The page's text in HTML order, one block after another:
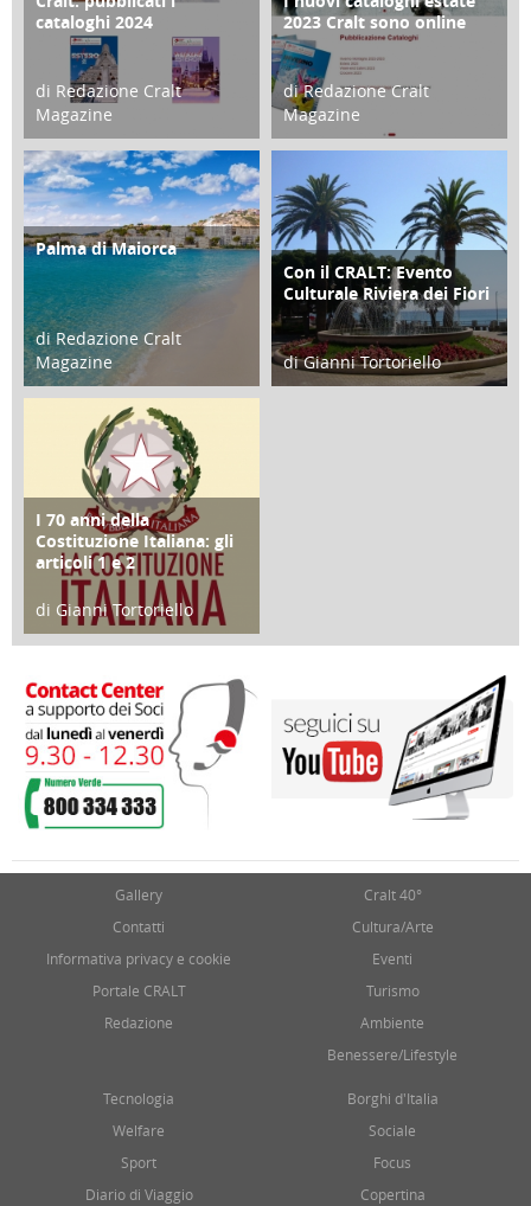
cataloghi 2024
di Redazione Cralt
Magazine
21 Novembre 2023
2023 Cralt sono online
di Redazione Cralt
Magazine
07 Marzo 2023
ATTIVITÀ
Palma di Maiorca
di Redazione Cralt
Magazine
25 Giugno 2016
ATTIVITÀ
Con il CRALT: Evento
Culturale Riviera dei Fiori
di Gianni Tortoriello
FOCUS
I 70 anni della
Costituzione Italiana: gli
articoli 1 e 2
di Gianni Tortoriello
17 Marzo 2018
Gallery
Contatti
Informativa privacy e cookie
Portale CRALT
Redazione
Cralt 40°
Cultura/Arte
Eventi
Turismo
Ambiente
Benessere/Lifestyle
Tecnologia
Welfare
Sport
Diario di Viaggio
Borghi d'Italia
Sociale
Focus
Copertina